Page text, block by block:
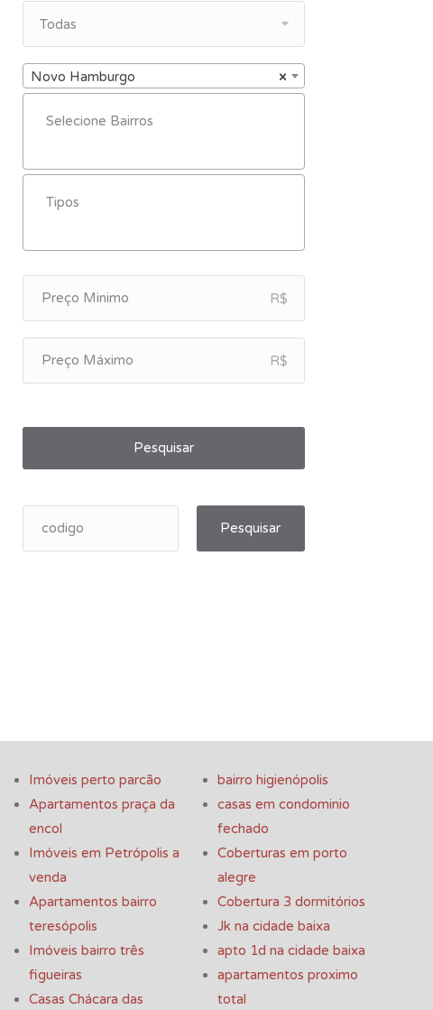
Todas
×
Novo Hamburgo
R$
R$
Pesquisar
Pesquisar
Imóveis perto parcão
Apartamentos praça da
encol
Imóveis em Petrópolis a
venda
Apartamentos bairro
teresópolis
Imóveis bairro três
figueiras
Casas Chácara das
bairro higienópolis
casas em condominio
fechado
Coberturas em porto
alegre
Cobertura 3 dormitórios
Jk na cidade baixa
apto 1d na cidade baixa
apartamentos proximo
total